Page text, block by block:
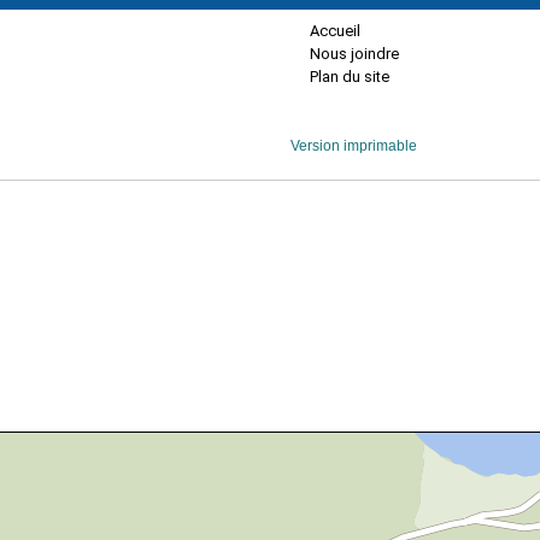
Accueil
Nous joindre
Plan du site
Version imprimable